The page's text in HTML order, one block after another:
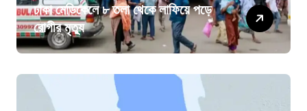
ঢাকা মেডিকেলে ৮ তলা থেকে লাফিয়ে পড়ে
রোগীর মৃত্যু